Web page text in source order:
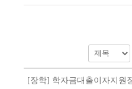
[장학] 학자금대출이자지원